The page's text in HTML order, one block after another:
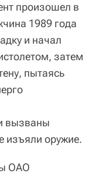
произошел в
1989 года
и начал
затем
пытаясь
вызваны
изъяли оружие.
ОАО